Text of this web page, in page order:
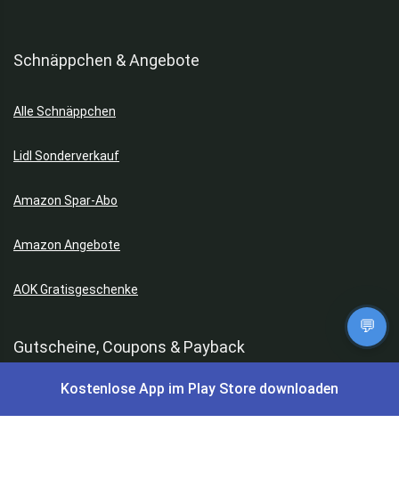
Schnäppchen & Angebote
Alle Schnäppchen
Lidl Sonderverkauf
Amazon Spar-Abo
Amazon Angebote
AOK Gratisgeschenke
Gutscheine, Coupons & Payback
Coupons & Gutscheine
💬
Kostenlose App im Play Store downloaden